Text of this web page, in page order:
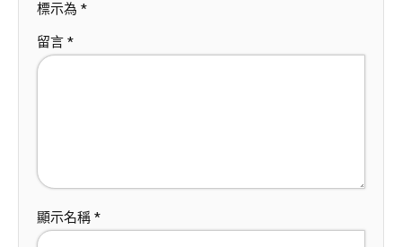
標示為 *
留言 *
顯示名稱 *